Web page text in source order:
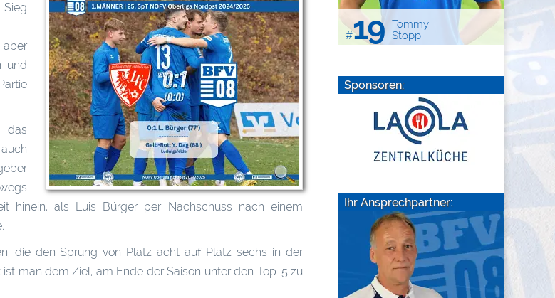
#19 Tommy
Stopp
Sponsoren:
Ihr Ansprechpartner:
Sieg
und
das
hinein, als Luis Bürger per Nachschuss nach einem
die den Sprung von Platz acht auf Platz sechs in der
man dem Ziel, am Ende der Saison unter den Top-5 zu